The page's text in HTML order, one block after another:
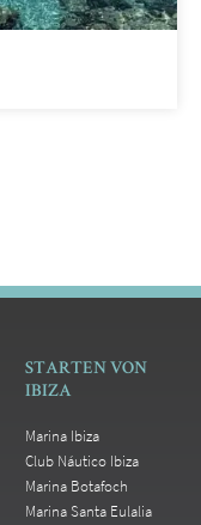
STARTEN VON
IBIZA
Marina Ibiza
Club Náutico Ibiza
Marina Botafoch
Marina Santa Eulalia